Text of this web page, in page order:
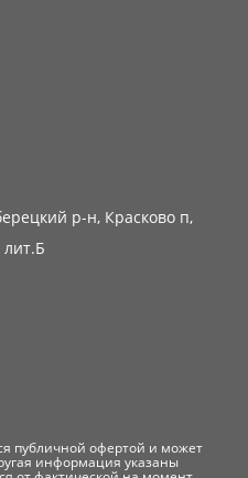
р-н, Красково п,
публичной офертой и может
информация указаны